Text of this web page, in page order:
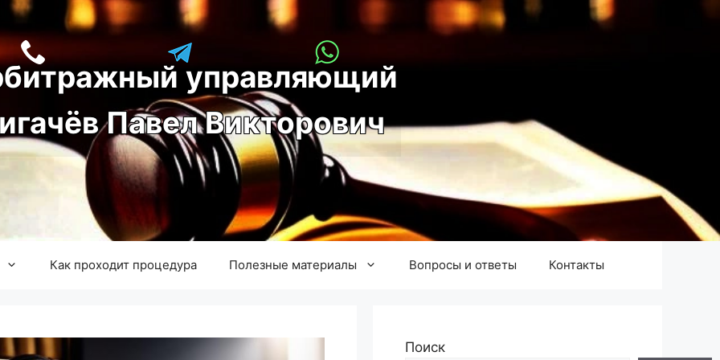
управляющий
игачёв Павел Викторович
Как проходит процедура Полезные материалы Вопросы и ответы Контакты
Поиск